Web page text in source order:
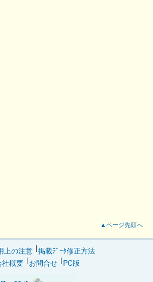
▲ページ先頭へ
上の注意 掲載ﾃﾞｰﾀ修正方法
社概要
お問合せ PC版